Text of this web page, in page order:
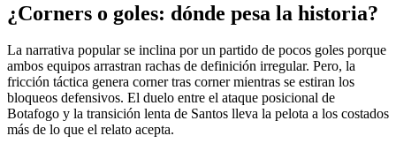
¿Corners o goles: dónde pesa la historia?
La narrativa popular se inclina por un partido de pocos goles porque
ambos equipos arrastran rachas de definición irregular. Pero, la
fricción táctica genera corner tras corner mientras se estiran los
bloqueos defensivos. El duelo entre el ataque posicional de
Botafogo y la transición lenta de Santos lleva la pelota a los costados
más de lo que el relato acepta.